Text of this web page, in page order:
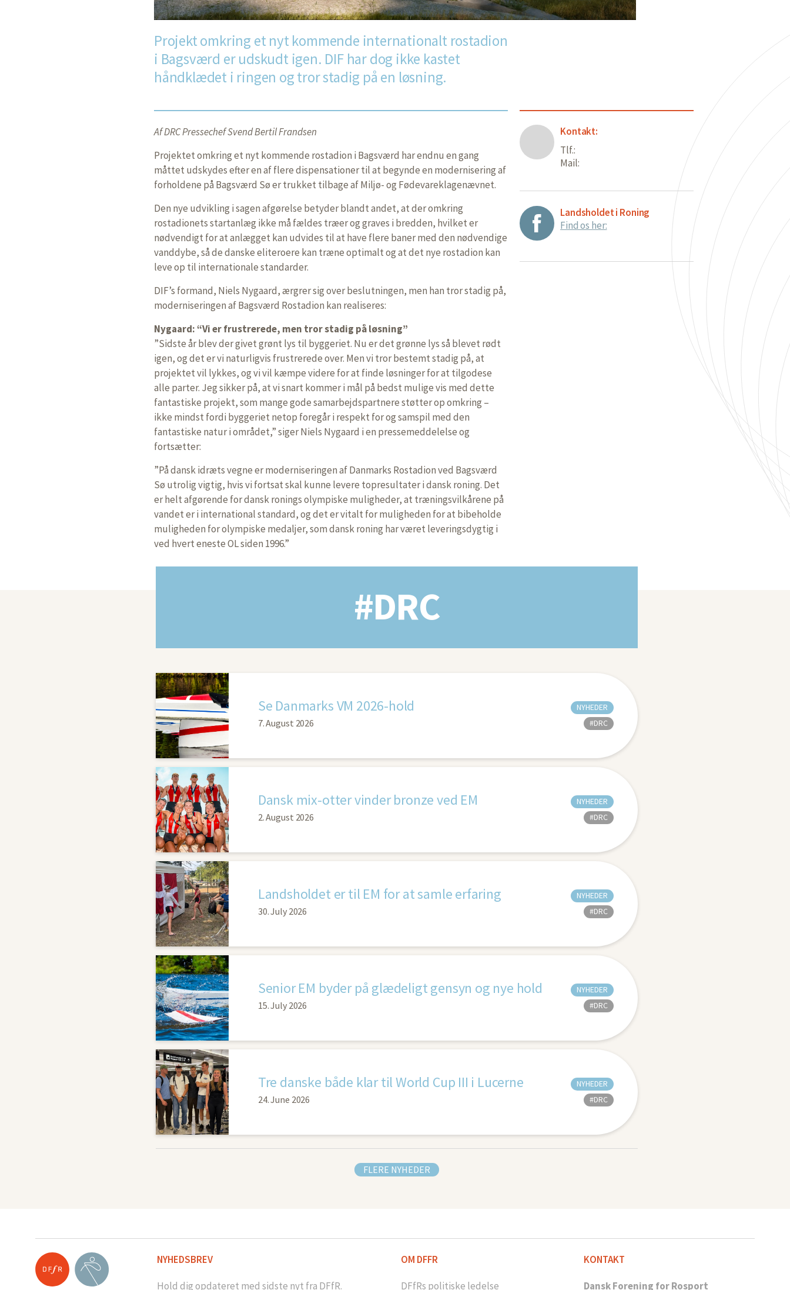
Projekt omkring et nyt kommende internationalt rostadion
i Bagsværd er udskudt igen. DIF har dog ikke kastet
håndklædet i ringen og tror stadig på en løsning.
Af DRC Pressechef Svend Bertil Frandsen
Projektet omkring et nyt kommende rostadion i Bagsværd har endnu en gang
måttet udskydes efter en af flere dispensationer til at begynde en modernisering af
forholdene på Bagsværd Sø er trukket tilbage af Miljø- og Fødevareklagenævnet.
Den nye udvikling i sagen afgørelse betyder blandt andet, at der omkring
rostadionets startanlæg ikke må fældes træer og graves i bredden, hvilket er
nødvendigt for at anlægget kan udvides til at have flere baner med den nødvendige
vanddybe, så de danske eliteroere kan træne optimalt og at det nye rostadion kan
leve op til internationale standarder.
DIF’s formand, Niels Nygaard, ærgrer sig over beslutningen, men han tror stadig på,
moderniseringen af Bagsværd Rostadion kan realiseres:
Nygaard: “Vi er frustrerede, men tror stadig på løsning”
”Sidste år blev der givet grønt lys til byggeriet. Nu er det grønne lys så blevet rødt
igen, og det er vi naturligvis frustrerede over. Men vi tror bestemt stadig på, at
projektet vil lykkes, og vi vil kæmpe videre for at finde løsninger for at tilgodese
alle parter. Jeg sikker på, at vi snart kommer i mål på bedst mulige vis med dette
fantastiske projekt, som mange gode samarbejdspartnere støtter op omkring –
ikke mindst fordi byggeriet netop foregår i respekt for og samspil med den
fantastiske natur i området,” siger Niels Nygaard i en pressemeddelelse og
fortsætter:
”På dansk idræts vegne er moderniseringen af Danmarks Rostadion ved Bagsværd
Sø utrolig vigtig, hvis vi fortsat skal kunne levere topresultater i dansk roning. Det
er helt afgørende for dansk ronings olympiske muligheder, at træningsvilkårene på
vandet er i international standard, og det er vitalt for muligheden for at bibeholde
muligheden for olympiske medaljer, som dansk roning har været leveringsdygtig i
ved hvert eneste OL siden 1996.”
Kontakt:
Tlf.:
Mail:
Landsholdet i Roning
Find os her:
#DRC
Se Danmarks VM 2026-hold
7. August 2026
NYHEDER
#DRC
Dansk mix-otter vinder bronze ved EM
2. August 2026
NYHEDER
#DRC
Landsholdet er til EM for at samle erfaring
30. July 2026
NYHEDER
#DRC
Senior EM byder på glædeligt gensyn og nye hold
15. July 2026
NYHEDER
#DRC
Tre danske både klar til World Cup III i Lucerne
24. June 2026
NYHEDER
#DRC
FLERE NYHEDER
NYHEDSBREV
Hold dig opdateret med sidste nyt fra DFfR.
OM DFFR
DFfRs politiske ledelse
KONTAKT
Dansk Forening for Rosport